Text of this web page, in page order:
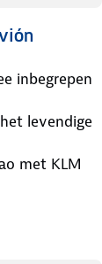
met KLM